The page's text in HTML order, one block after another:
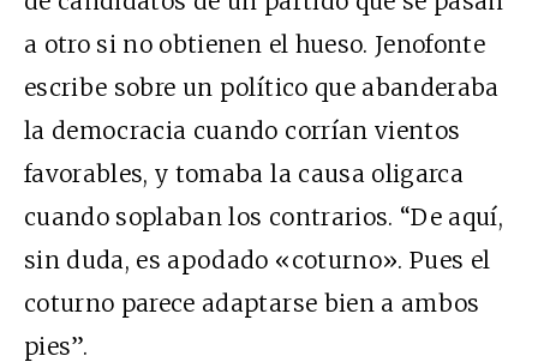
a otro si no obtienen el hueso. Jenofonte
escribe sobre un político que abanderaba
la democracia cuando corrían vientos
favorables, y tomaba la causa oligarca
cuando soplaban los contrarios. “De aquí,
sin duda, es apodado «coturno». Pues el
coturno parece adaptarse bien a ambos
pies”.